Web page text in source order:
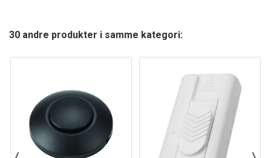
30 andre produkter i samme kategori: